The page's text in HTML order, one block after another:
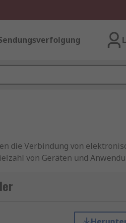
die Verbindung von
von Geräten und
die Leistung und Funktionalität
die Effizienz und